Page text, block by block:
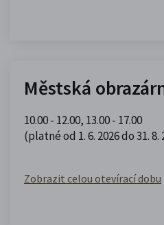
Městská
10.00 - 12.00, 13.00 - 17.00
(platné od 1. 6. 2026 do 31. 8.
Zobrazit celou otevírací dobu